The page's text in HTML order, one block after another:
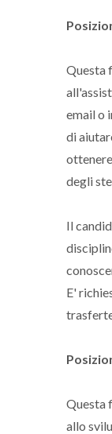
Questa
email o
di
degli
Il
E'
Questa
allo